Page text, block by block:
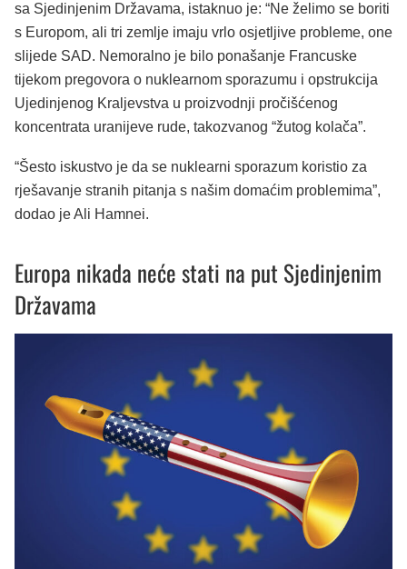
sa Sjedinjenim Državama, istaknuo je: “Ne želimo se boriti
s Europom, ali tri zemlje imaju vrlo osjetljive probleme, one
slijede SAD. Nemoralno je bilo ponašanje Francuske
tijekom pregovora o nuklearnom sporazumu i opstrukcija
Ujedinjenog Kraljevstva u proizvodnji pročišćenog
koncentrata uranijeve rude, takozvanog “žutog kolača”.
“Šesto iskustvo je da se nuklearni sporazum koristio za
rješavanje stranih pitanja s našim domaćim problemima”,
dodao je Ali Hamnei.
Europa nikada neće stati na put Sjedinjenim
Državama